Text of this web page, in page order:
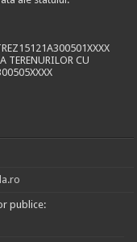
TERENURILOR CU
publice: